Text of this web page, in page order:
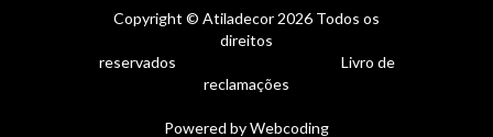
Copyright © Atiladecor 2026 Todos os
direitos
reservados
Livro de
reclamações
Powered byWebcoding